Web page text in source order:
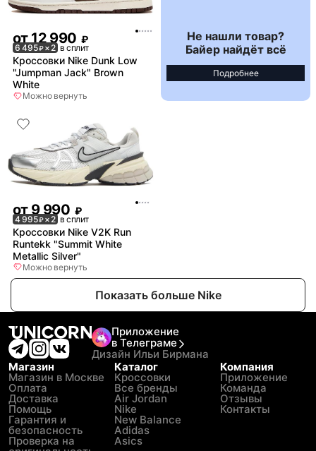
от12 990 ₽
6 495₽× 2 в сплит
Кроссовки Nike Dunk Low
"Jumpman Jack" Brown
White
Можно вернуть
Не нашли товар?
Байер найдёт всё
Подробнее
от 9 990 ₽
4 995₽× 2 в сплит
Кроссовки Nike V2K Run
Runtekk "Summit White
Metallic Silver"
Можно вернуть
Показать больше Nike
Приложение
в Телеграме
Дизайн Ильи Бирмана
Магазин
Магазин в Москве
Оплата
Доставка
Помощь
Гарантия и
безопасность
Проверка на
Каталог
Кроссовки
Все бренды
Air Jordan
Nike
New Balance
Adidas
Asics
Компания
Приложение
Команда
Отзывы
Контакты